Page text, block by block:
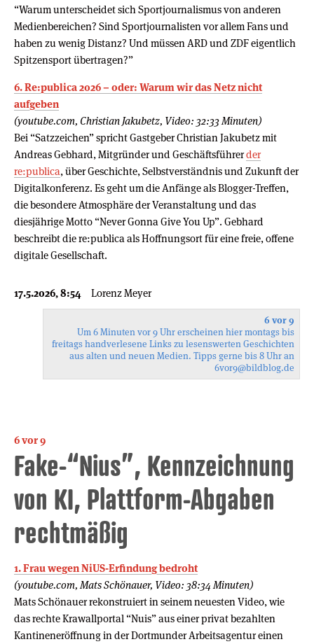
“Warum unterscheidet sich Sportjournalismus von anderen
Medienbereichen? Sind Sportjournalisten vor allem Fans und
haben zu wenig Distanz? Und müssen ARD und ZDF eigentlich
Spitzensport übertragen?”
6. Re:publica 2026 – oder: Warum wir das Netz nicht
aufgeben
(youtube.com, Christian Jakubetz, Video: 32:33 Minuten)
Bei “Satzzeichen” spricht Gastgeber Christian Jakubetz mit
Andreas Gebhard, Mitgründer und Geschäftsführerder
re:publica, über Geschichte, Selbstverständnis und Zukunft der
Digitalkonferenz. Es geht um die Anfänge als Blogger-Treffen,
die besondere Atmosphäre der Veranstaltung und das
diesjährige Motto “Never Gonna Give You Up”. Gebhard
beschreibt die re:publica als Hoffnungsort für eine freie, offene
digitale Gesellschaft.
17.5.2026, 8:54 Lorenz Meyer
6 vor 9
Um 6 Minuten vor 9 Uhr erscheinen hier montags bis
freitags handverlesene Links zu lesenswerten Geschichten
aus alten und neuen Medien. Tipps gerne bis 8 Uhr an
6vor9@bildblog.de
6 vor 9
Fake-“Nius”, Kennzeichnung
von KI, Plattform-Abgaben
rechtmäßig
1. Frau wegen NiUS-Erfindung bedroht
(youtube.com, Mats Schönauer, Video: 38:34 Minuten)
Mats Schönauer rekonstruiert in seinem neuesten Video, wie
das rechte Krawallportal “Nuis” aus einer privat bezahlten
Kantineneröffnung in der Dortmunder Arbeitsagentur einen